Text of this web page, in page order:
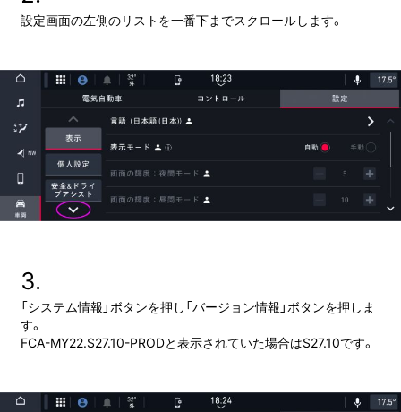
設定画面の左側のリストを一番下までスクロールします。
3.
「システム情報」ボタンを押し「バージョン情報」ボタンを押しま
す。
FCA-MY22.S27.10-PRODと表示されていた場合はS27.10です。